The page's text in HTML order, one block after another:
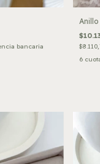
bancaria
6